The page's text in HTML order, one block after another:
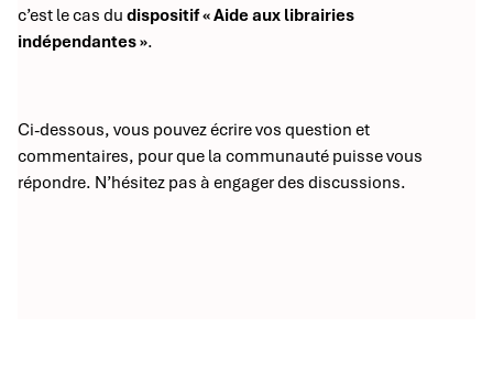
c’est le cas du dispositif « Aide aux librairies
indépendantes ».
Ci-dessous, vous pouvez écrire vos question et
commentaires, pour que la communauté puisse vous
répondre. N’hésitez pas à engager des discussions.